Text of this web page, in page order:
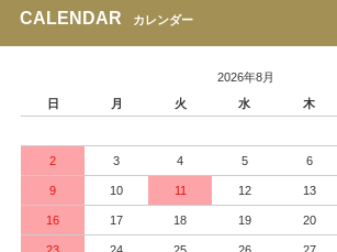
CALENDAR カレンダー
2026年8月
日
月 火 水 木
2 3 4 5 6
9 10 11 12 13
16 17 18 19 20